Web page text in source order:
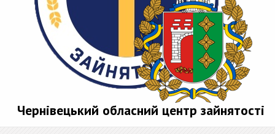
Чернівецький обласний центр зайнятості